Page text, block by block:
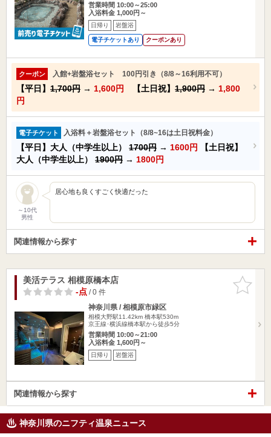
営業時間 10:00～25:00
入浴料金 1,000円～
日帰り 岩盤浴
電子チケットあり クーポンあり
クーポン 入館+岩盤浴セット 100円引き（8/8～16利用不可）
【平日】 1,700円 → 1,600円 【土日祝】 1,900円 → 1,800
円
電子チケット 入浴料＋岩盤浴セット（8/8~16は土日祝料金）
【平日】大人（中学生以上） 1700円 → 1600円
【土日祝】
大人（中学生以上） 1900円 → 1800円
～10代
男性
居心地も良くすごく快適だった
関連情報から探す
お気に入
りに追加
美活テラス 相模原橋本店
-点/ 0 件
神奈川県 / 相模原市緑区
相模大野駅11.42km 橋本駅530m
京王線･横浜線橋本駅から徒歩5分
営業時間 10:00～21:00
入浴料金 1,600円～
日帰り 岩盤浴
関連情報から探す
神奈川県のニフティ温泉ニュース